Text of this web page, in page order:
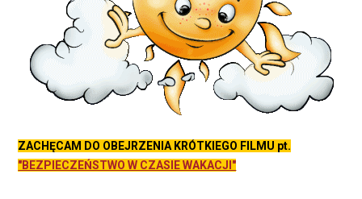
ZACHĘCAM DO OBEJRZENIA KRÓTKIEGO FILMU pt.
"BEZPIECZEŃSTWO W CZASIE WAKACJI"